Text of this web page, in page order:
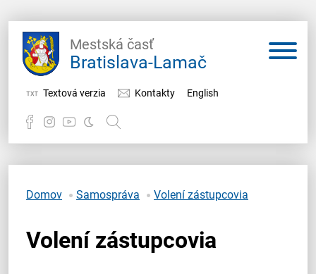
Mestská časť
Bratislava-Lamač
Textová verzia Kontakty English
Samospráva
Domov Samospráva Volení zástupcovia
Volení zástupcovia